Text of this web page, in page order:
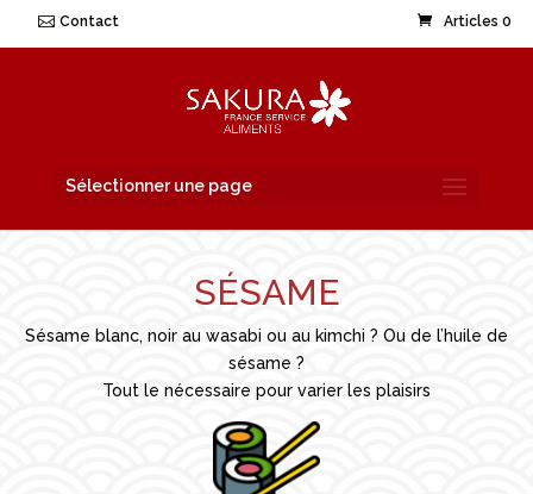
Contact Articles 0
Sélectionner une page
SÉSAME
Sésame blanc, noir au wasabi ou au kimchi ? Ou de l’huile de
sésame ?
Tout le nécessaire pour varier les plaisirs